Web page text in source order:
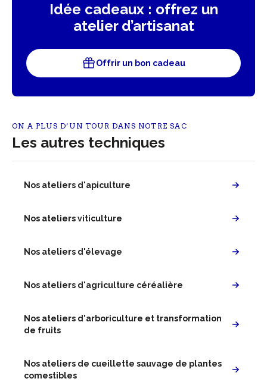
Idée cadeaux : offrez un
atelier d’artisanat
Offrir un bon cadeau
ON A PLUS D’UN TOUR DANS NOTRE SAC
Les autres techniques
Nos ateliers d'apiculture
Nos ateliers viticulture
Nos ateliers d'élevage
Nos ateliers d'agriculture céréalière
Nos ateliers d'arboriculture et transformation
de fruits
Nos ateliers de cueillette sauvage de plantes
comestibles